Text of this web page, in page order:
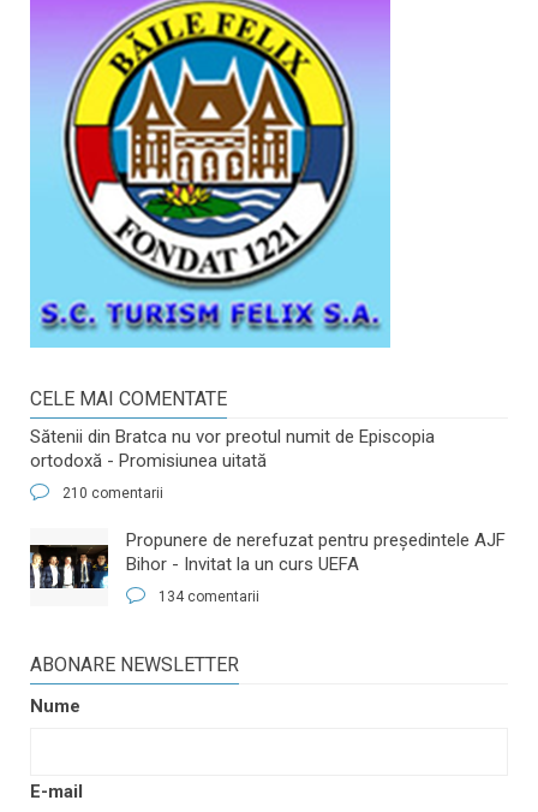
CELE MAI COMENTATE
Sătenii din Bratca nu vor preotul numit de Episcopia
ortodoxă - Promisiunea uitată
210 comentarii
​Propunere de nerefuzat pentru preşedintele AJF
Bihor - Invitat la un curs UEFA
134 comentarii
ABONARE NEWSLETTER
Nume
E-mail